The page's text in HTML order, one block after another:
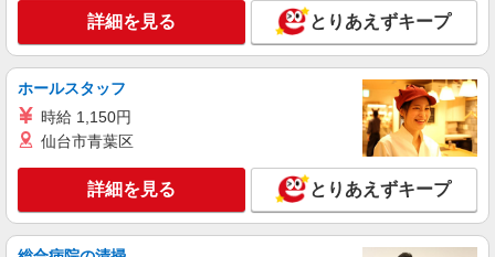
ラグジュアリー販売
時給1500円〜1600円 ご経験・スキルにより考
慮致します スマホでかんたんに前払いで給与が受
け取れます（※上限、条件あり）
愛知県名古屋市中村区 JR線・名鉄線・近鉄
線・地下鉄・臨海高速鉄道 名古屋駅直結
キープ 詳細を見る
株式会社iDA（20094787）
詳細を見る とりあえずキープ
ホールスタッフ
時給 1,150円
仙台市青葉区
詳細を見る とりあえずキープ